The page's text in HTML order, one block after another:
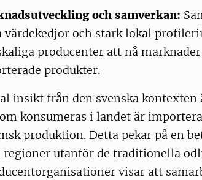
och samverkan:
värdekedjor och stark lokal
producenter att nå
produkter.
insikt från den svenska kontexten
konsumeras i landet är
produktion. Detta pekar på en
regioner utanför de traditionella
visar att